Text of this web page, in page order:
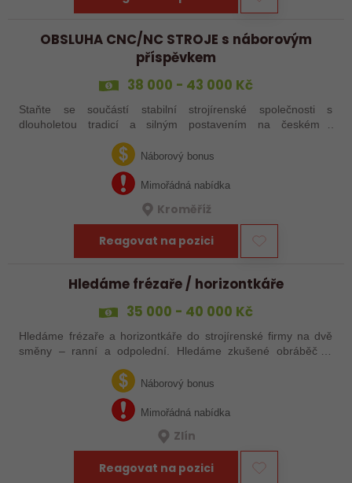
OBSLUHA CNC/NC STROJE s náborovým
příspěvkem
38 000 - 43 000 Kč
Staňte se součástí stabilní strojírenské společnosti s
dlouholetou tradicí a silným postavením na českém i
aktuálně obsazujeme více typů…
Náborový bonus
Mimořádná nabídka
Kroměříž
Reagovat na pozici
Hledáme frézaře / horizontkáře
35 000 - 40 000 Kč
Hledáme frézaře a horizontkáře do strojírenské firmy na dvě
směny – ranní a odpolední. Hledáme zkušené obráběče i
šikovné nováčky, kteří chtějí dělat poctivé řemeslo na
zajímavých zakázkách. Zašlete…
Náborový bonus
Mimořádná nabídka
Zlín
Reagovat na pozici